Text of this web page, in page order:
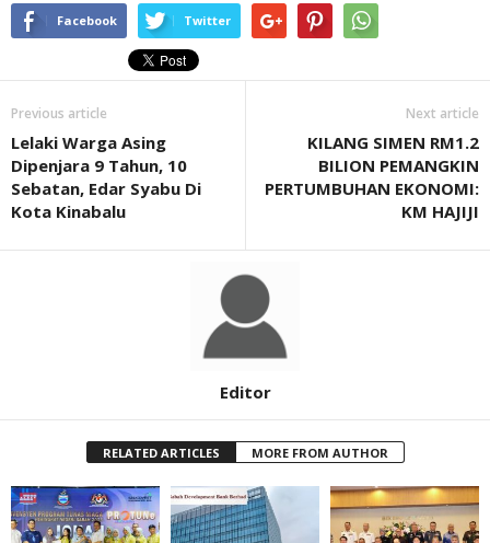
Facebook Twitter
Previous article
Lelaki Warga Asing
Dipenjara 9 Tahun, 10
Sebatan, Edar Syabu Di
Kota Kinabalu
Next article
KILANG SIMEN RM1.2
BILION PEMANGKIN
PERTUMBUHAN EKONOMI:
KM HAJIJI
Editor
RELATED ARTICLES MORE FROM AUTHOR